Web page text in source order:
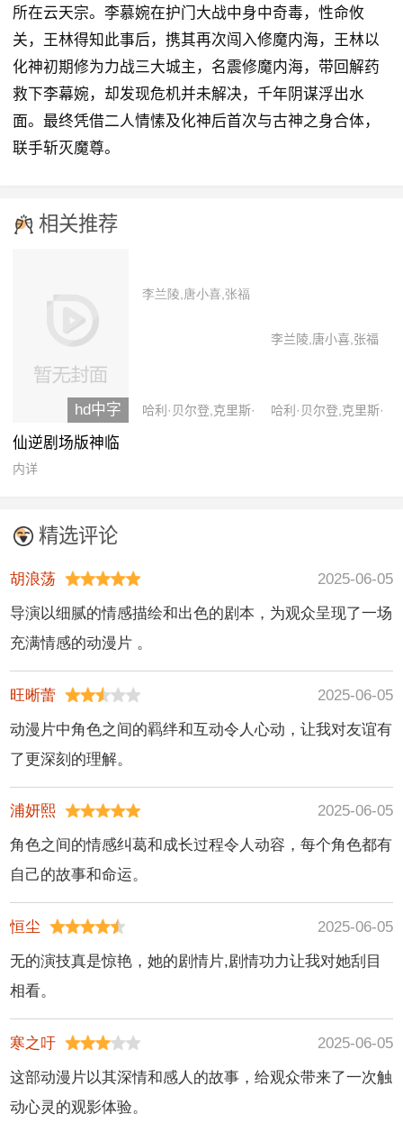
所在云天宗。李慕婉在护门大战中身中奇毒，性命攸
关，王林得知此事后，携其再次闯入修魔内海，王林以
化神初期修为力战三大城主，名震修魔内海，带回解药
救下李幕婉，却发现危机并未解决，千年阴谋浮出水
面。最终凭借二人情愫及化神后首次与古神之身合体，
联手斩灭魔尊。
相关推荐
hd中字
仙逆剧场版神临
之战
内详
李兰陵,唐小喜,张福
李兰陵,唐小喜,张福
哈利·贝尔登,克里斯·
哈利·贝尔登,克里斯·
精选评论
胡浪荡
2025-06-05
导演以细腻的情感描绘和出色的剧本，为观众呈现了一场
充满情感的动漫片 。
旺晰蕾
2025-06-05
动漫片中角色之间的羁绊和互动令人心动，让我对友谊有
了更深刻的理解。
浦妍熙
2025-06-05
角色之间的情感纠葛和成长过程令人动容，每个角色都有
自己的故事和命运。
恒尘
2025-06-05
无的演技真是惊艳，她的剧情片,剧情功力让我对她刮目
相看。
寒之吁
2025-06-05
这部动漫片以其深情和感人的故事，给观众带来了一次触
动心灵的观影体验。